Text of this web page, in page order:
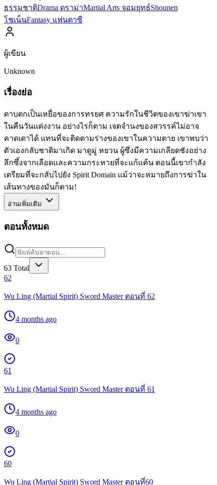
ธรรมชาติDrama ดราม่าMartial Arts จอมยุทธ์Shounen
โชเน็นFantasy แฟนตาซี
ผู้เขียน
Unknown
เรื่องย่อ
ดาบตกเป็นเหยื่อของการทรยศ ความรักในชีวิตของเขาฆ่าเขา
ในคืนวันแต่งงาน อย่างไรก็ตาม เจตจำนงของสวรรค์ไม่อาจ
คาดเดาได้ แทนที่จะติดตามร่างของเขาในความตาย เขาพบว่า
ตัวเองกลับชาติมาเกิด มาดูมู่ หยวน ผู้ซึ่งมีความเกลียดชังอย่าง
ลึกซึ้งจากเลือดและความกระหายที่จะแก้แค้น ตอนนี้เขากำลัง
เตรียมที่จะกลับไปยัง Spirit Domain แม้ว่าจะหมายถึงการฆ่าใน
เส้นทางของมันก็ตาม!
อ่านเพิ่มเติม
ตอนทั้งหมด
63 Total
62
Wu Ling (Martial Spirit) Sword Master ตอนที่ 62
4 months ago
0
61
Wu Ling (Martial Spirit) Sword Master ตอนที่ 61
4 months ago
0
60
Wu Ling (Martial Spirit) Sword Master ตอนที่60